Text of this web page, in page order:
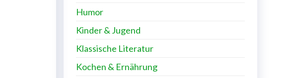
Humor
Kinder & Jugend
Klassische Literatur
Kochen & Ernährung